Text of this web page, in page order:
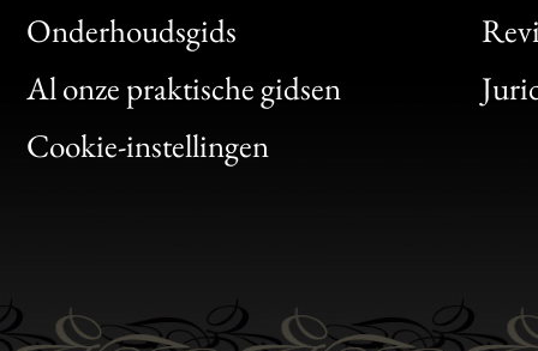
Onderhoudsgids
Al onze praktische gidsen
Cookie-instellingen
Bon
Clic